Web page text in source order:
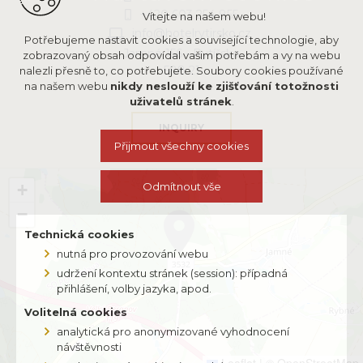
+420 603 254 855
info@hotelrytirsko.cz
Jamné 156 - Rytířsko
588 21
INQUIRY
−
Vítejte na našem webu!
Potřebujeme nastavit cookies a související technologie, aby
zobrazovaný obsah odpovídal vašim potřebám a vy na webu
nalezli přesně to, co potřebujete. Soubory cookies používané
na našem webu nikdy neslouží ke zjišťování totožnosti
uživatelů stránek
Přijmout všechny cookies
Odmítnout vše
Technická cookies
nutná pro provozování webu
udržení kontextu stránek (session): případná
přihlášení, volby jazyka, apod.
Volitelná cookies
analytická pro anonymizované vyhodnocení
návštěvnosti